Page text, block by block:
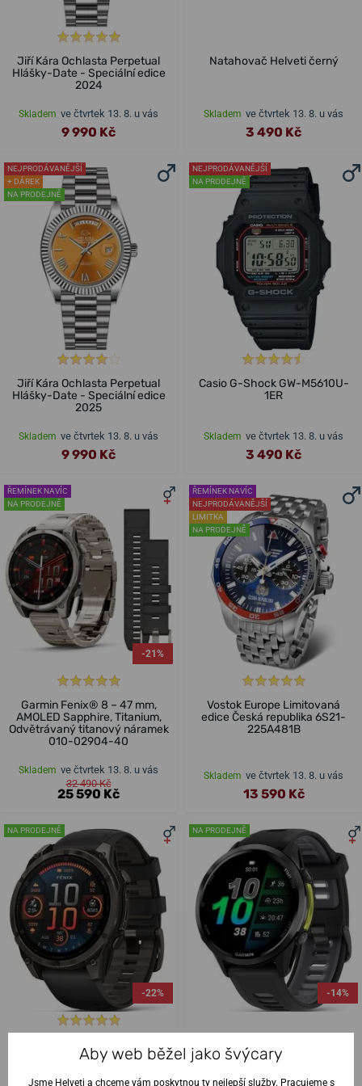
Jiří Kára Ochlasta Perpetual
Hlášky-Date - Speciální edice
2024
Skladem ve čtvrtek 13. 8. u vás
9 990 Kč
Natahovač Helveti černý
Skladem ve čtvrtek 13. 8. u vás
3 490 Kč
NEJPRODÁVANĚJŠÍ
+ DÁREK
NA PRODEJNĚ
Jiří Kára Ochlasta Perpetual
Hlášky-Date - Speciální edice
2025
Skladem ve čtvrtek 13. 8. u vás
9 990 Kč
NEJPRODÁVANĚJŠÍ
NA PRODEJNĚ
Casio G-Shock GW-M5610U-
1ER
Skladem ve čtvrtek 13. 8. u vás
3 490 Kč
ŘEMÍNEK NAVÍC
NA PRODEJNĚ
-21%
Garmin Fenix® 8 – 47 mm,
AMOLED Sapphire, Titanium,
Odvětrávaný titanový náramek
010-02904-40
Skladem ve čtvrtek 13. 8. u vás
32 490 Kč
25 590 Kč
ŘEMÍNEK NAVÍC
NEJPRODÁVANĚJŠÍ
LIMITKA
NA PRODEJNĚ
Vostok Europe Limitovaná
edice Česká republika 6S21-
225A481B
Skladem ve čtvrtek 13. 8. u vás
13 590 Kč
NA PRODEJNĚ
-22%
Garmin Fenix® 8 – 47 mm,
AMOLED Sapphire, Carbon
Black/Gray silikonovým
NA PRODEJNĚ
-14%
Garmin Forerunner® 970
titanová luneta Carbon Grey
silikonový řemínek Black/White
Aby web běžel jako švýcary
Jsme Helveti a chceme vám poskytnou ty nejlepší služby. Pracujeme s